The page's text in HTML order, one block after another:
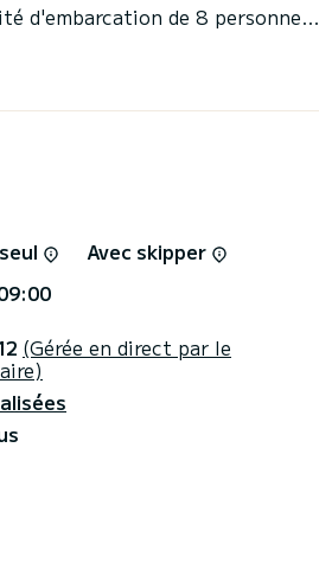
d'embarcation de 8 personnes.
le bouton « obtenir un devis »,
Avec skipper
(Gérée en direct par le